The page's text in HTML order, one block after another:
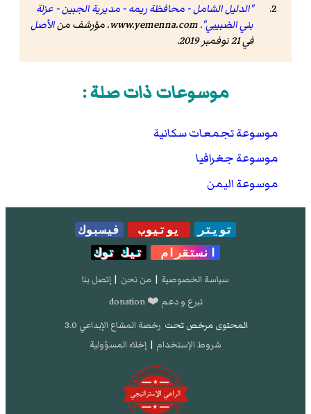
"الدليل الشامل - محافظة ريمه - مديرية الجبين - عزلة
بني الضبيبي".
www.yemenna.com. مؤرشف منالأصل
في 21 نوفمبر 2019
.
موسوعات ذات صلة :
موسوعة تجمعات سكانية
موسوعة جغرافيا
موسوعة اليمن
تويتر يوتيوب
فيسبوك
انستقرام
تيك توك
سياسة الخصوصية | من نحن | إتصل بنا
تبرع و دعم ❤️ donation
المحتوى مرخص تحت رخصة المشاع الإبداعي 3.0
شروط الإستخدام | إخلاء المسؤولية